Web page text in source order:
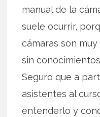
manual de la
suele ocurrir,
cámaras son
sin
Seguro que a
asistentes al
entenderlo y